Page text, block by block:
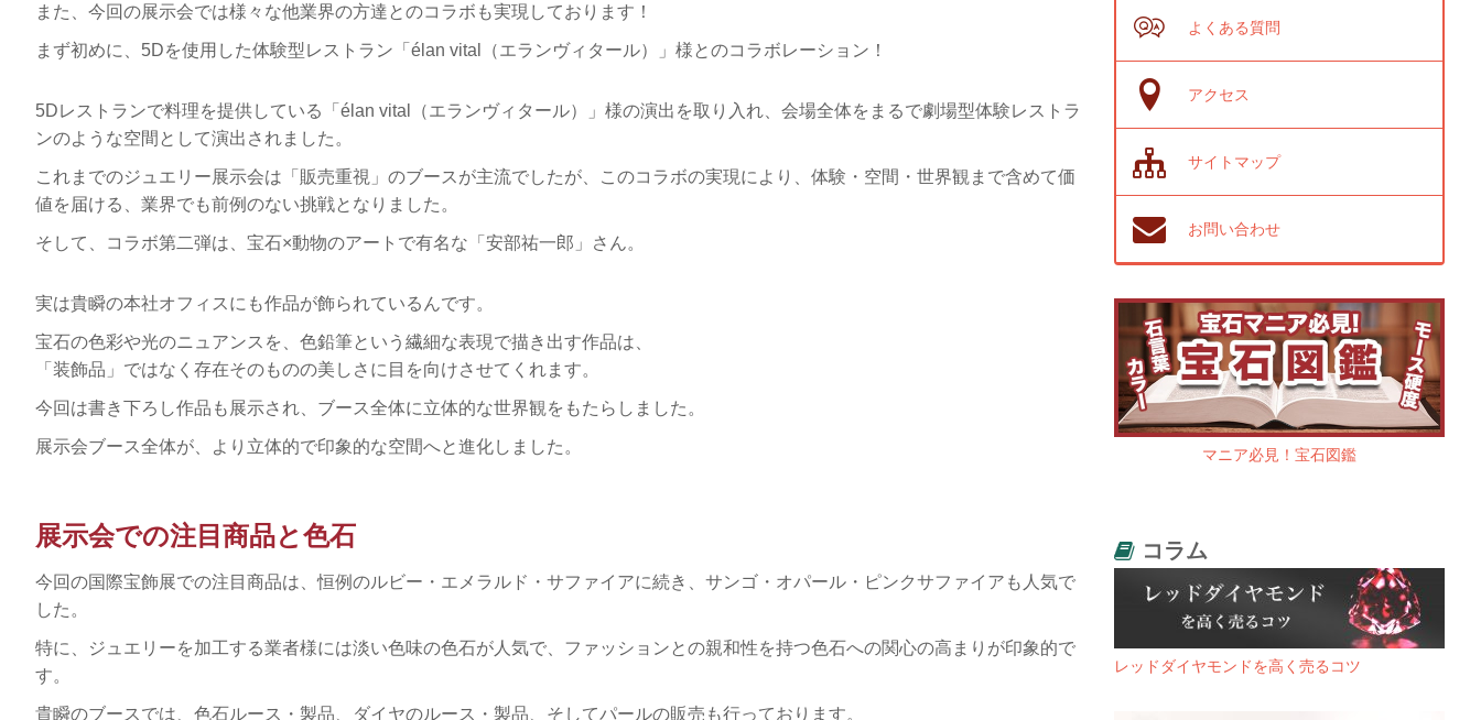
また、今回の展示会では様々な他業界の方達とのコラボも実現しております！
まず初めに、5Dを使用した体験型レストラン「élan vital（エランヴィタール）」様とのコラボレーション！
5Dレストランで料理を提供している「élan vital（エランヴィタール）」様の演出を取り入れ、会場全体をまるで劇場型体験レストラ
ンのような空間として演出されました。
これまでのジュエリー展示会は「販売重視」のブースが主流でしたが、このコラボの実現により、体験・空間・世界観まで含めて価
値を届ける、業界でも前例のない挑戦となりました。
そして、コラボ第二弾は、宝石×動物のアートで有名な「安部祐一郎」さん。
実は貴瞬の本社オフィスにも作品が飾られているんです。
宝石の色彩や光のニュアンスを、色鉛筆という繊細な表現で描き出す作品は、
「装飾品」ではなく存在そのものの美しさに目を向けさせてくれます。
今回は書き下ろし作品も展示され、ブース全体に立体的な世界観をもたらしました。
展示会ブース全体が、より立体的で印象的な空間へと進化しました。
展示会での注目商品と色石
今回の国際宝飾展での注目商品は、恒例のルビー・エメラルド・サファイアに続き、サンゴ・オパール・ピンクサファイアも人気で
した。
特に、ジュエリーを加工する業者様には淡い色味の色石が人気で、ファッションとの親和性を持つ色石への関心の高まりが印象的で
す。
貴瞬のブースでは、色石ルース・製品、ダイヤのルース・製品、そしてパールの販売も行っております。
よくある質問
アクセス
サイトマップ
お問い合わせ
マニア必見！宝石図鑑
コラム
レッドダイヤモンドを高く売るコツ